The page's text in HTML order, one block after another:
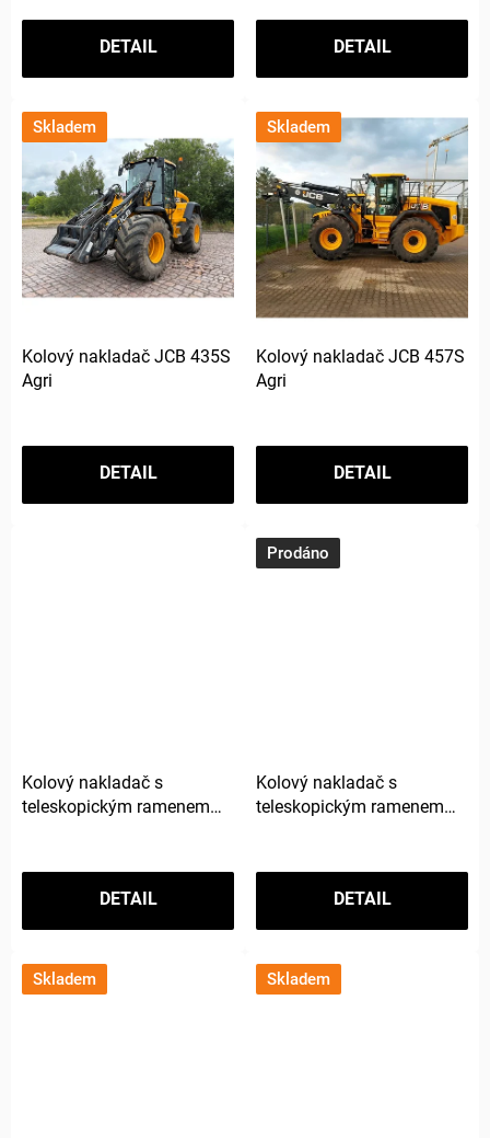
DETAIL DETAIL
Skladem
Kolový nakladač JCB 435S
Agri
DETAIL
Skladem
Kolový nakladač JCB 457S
Agri
DETAIL
Kolový nakladač s
teleskopickým ramenem
DETAIL
Prodáno
Kolový nakladač s
teleskopickým ramenem
DETAIL
Skladem Skladem